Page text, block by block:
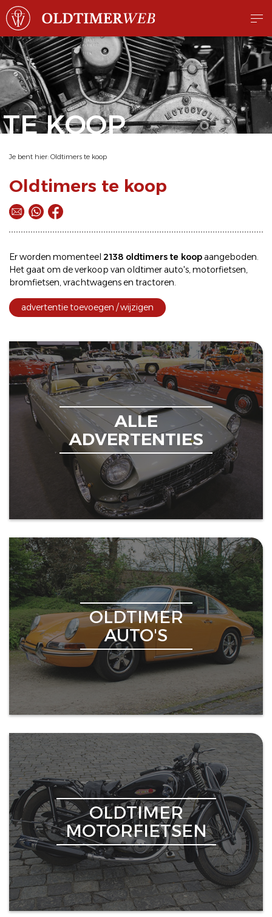
TE KOOP
Je bent hier: Oldtimers te koop
Oldtimers te koop
Er worden momenteel 2138 oldtimers te koopaangeboden.
Het gaat om deverkoop van oldtimerauto's,motorfietsen,
bromfietsen,vrachtwagens en tractoren.
advertentie toevoegen / wijzigen
ALLE
ADVERTENTIES
OLDTIMER
AUTO'S
OLDTIMER
MOTORFIETSEN